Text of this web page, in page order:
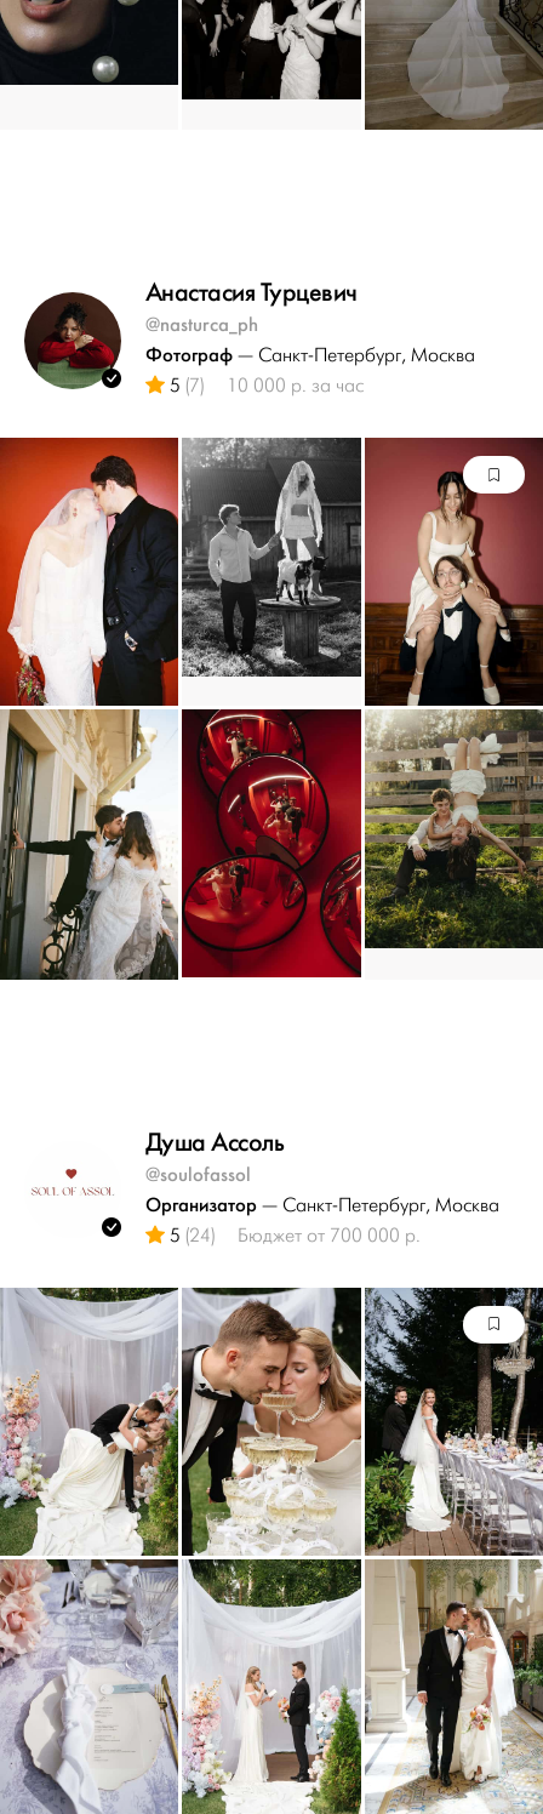
Анастасия Турцевич
@nasturca_ph
Фотограф — Санкт-Петербург, Москва
5 (7) 10 000 р. за час
Душа Ассоль
@soulofassol
Организатор — Санкт-Петербург, Москва
5 (24) Бюджет от 700 000 р.